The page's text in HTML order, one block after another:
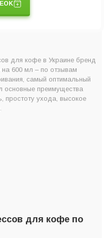
для кофе в Украине бренд
600 мл – по отзывам
самый оптимальный
основные преимущества
простоту ухода, высокое
для кофе по